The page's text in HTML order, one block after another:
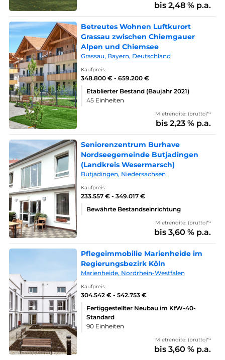
bis 2,48 % p.a.
Betreutes Wohnen Luftkurort
Grassau zwischen Chiemgauer
Alpen und Chiemsee
Grassau, Bayern, Deutschland
Kaufpreis:
348.800 € - 659.200 €
Etablierter Bestand (Baujahr 2021)
45 Einheiten
Mietrendite: (brutto)*¹
bis 2,23 % p.a.
Seniorenzentrum Burhave
Nordseegemeinde Butjadingen
(Landkreis Wesermarsch)
Butjadingen, Niedersachsen
Kaufpreis:
233.557 € - 349.017 €
Bewährte Bestandseinrichtung
Mietrendite: (brutto)*¹
bis 3,60 % p.a.
Pflegeimmobilie Marienheide im
Regierungsbezirk Köln
Marienheide, Nordrhein-Westfalen
Kaufpreis:
304.542 € - 542.753 €
Fertiggestellter Neubau im KfW-40-
Standard
90 Einheiten
Mietrendite: (brutto)*¹
bis 3,60 % p.a.